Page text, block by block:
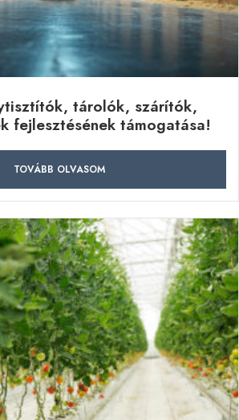
tárolók, szárítók,
fejlesztésének támogatása!
TOVÁBB OLVASOM